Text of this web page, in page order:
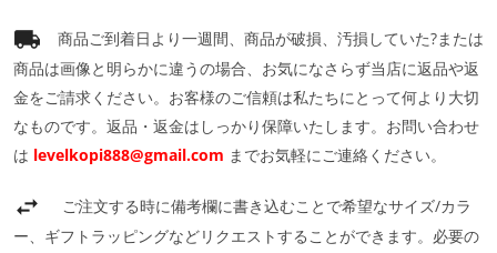
商品ご到着日より一週間、商品が破損、汚損していた?または
商品は画像と明らかに違うの場合、お気になさらず当店に返品や返
金をご請求ください。お客様のご信頼は私たちにとって何より大切
なものです。返品・返金はしっかり保障いたします。お問い合わせ
は levelkopi888@gmail.com までお気軽にご連絡ください。
ご注文する時に備考欄に書き込むことで希望なサイズ/カラ
ー、ギフトラッピングなどリクエストすることができます。必要の